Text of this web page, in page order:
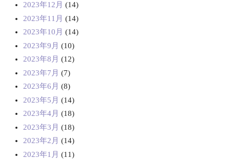
2023年12月 (14)
2023年11月 (14)
2023年10月 (14)
2023年9月 (10)
2023年8月 (12)
2023年7月 (7)
2023年6月 (8)
2023年5月 (14)
2023年4月 (18)
2023年3月 (18)
2023年2月 (14)
2023年1月 (11)